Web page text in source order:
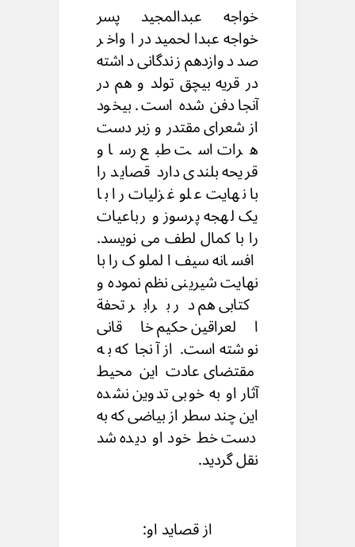
خواجه عبدالمجید پسر
خواجه عبدالحمید در اواخر
صد دوازدهم زندگانی داشته
در قریه بیچق تولد و هم در
آنجا دفن شده است. بیخود
از شعرای مقتدر و زبر دست
هرات است طبع رسا و
قریحه بلندی دارد قصاید را
با نهایت علو غزلیات را با
یک لهجه پرسوز و رباعیات
را با کمال لطف می نویسد.
افسانه سیف الملوک را با
نهایت شیرینی نظم نموده و
کتابی هم در برابر تحفة
العراقین حکیم خاقانی
نوشته است. از آنجا که به
مقتضای عادت این محیط
آثار او به خوبی تدوین نشده
این چند سطر از بیاضی که به
دست خط خود او دیده شد
نقل گردید.
از قصاید او: